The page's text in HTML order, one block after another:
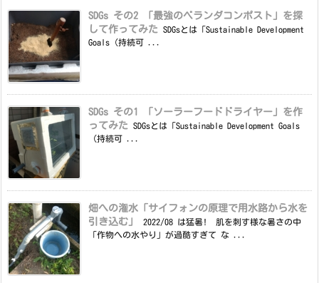
SDGs その2 「最強のベランダコンポスト」を探
して作ってみた
SDGsとは「Sustainable Development
Goals（持続可 ...
SDGs その1 「ソーラーフードドライヤー」を作
ってみた
SDGsとは「Sustainable Development Goals
（持続可 ...
畑への潅水「サイフォンの原理で用水路から水を
引き込む」
2022/08 は猛暑! 肌を刺す様な暑さの中
「作物への水やり」が過酷すぎて な ...